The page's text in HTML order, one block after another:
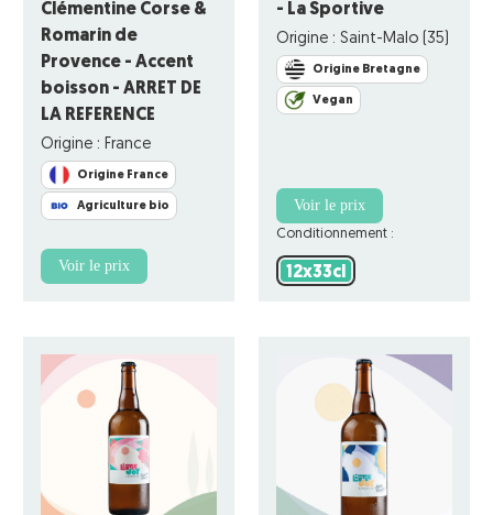
Clémentine Corse &
Romarin de
Provence - Accent
boisson - ARRET DE
LA REFERENCE
Origine : France
Origine France
Agriculture bio
Voir le prix
- La Sportive
Origine : Saint-Malo (35)
Origine Bretagne
Vegan
Voir le prix
Conditionnement :
12x33cl